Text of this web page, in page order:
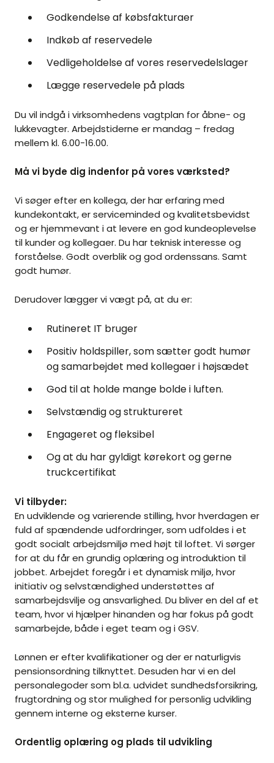
Godkendelse af købsfakturaer
Indkøb af reservedele
Vedligeholdelse af vores reservedelslager
Lægge reservedele på plads
Du vil indgå i virksomhedens vagtplan for åbne- og
lukkevagter. Arbejdstiderne er mandag – fredag
mellem kl. 6.00-16.00.
Må vi byde dig indenfor på vores værksted?
Vi søger efter en kollega, der har erfaring med
kundekontakt, er serviceminded og kvalitetsbevidst
og er hjemmevant i at levere en god kundeoplevelse
til kunder og kollegaer. Du har teknisk interesse og
forståelse. Godt overblik og god ordenssans. Samt
godt humør.
Derudover lægger vi vægt på, at du er:
Rutineret IT bruger
Positiv holdspiller, som sætter godt humør
og samarbejdet med kollegaer i højsædet
God til at holde mange bolde i luften.
Selvstændig og struktureret
Engageret og fleksibel
Og at du har gyldigt kørekort og gerne
truckcertifikat
Vi tilbyder:
En udviklende og varierende stilling, hvor hverdagen er
fuld af spændende udfordringer, som udfoldes i et
godt socialt arbejdsmiljø med højt til loftet. Vi sørger
for at du får en grundig oplæring og introduktion til
jobbet. Arbejdet foregår i et dynamisk miljø, hvor
initiativ og selvstændighed understøttes af
samarbejdsvilje og ansvarlighed. Du bliver en del af et
team, hvor vi hjælper hinanden og har fokus på godt
samarbejde, både i eget team og i GSV.
Lønnen er efter kvalifikationer og der er naturligvis
pensionsordning tilknyttet. Desuden har vi en del
personalegoder som bl.a. udvidet sundhedsforsikring,
frugtordning og stor mulighed for personlig udvikling
gennem interne og eksterne kurser.
Ordentlig oplæring og plads til udvikling